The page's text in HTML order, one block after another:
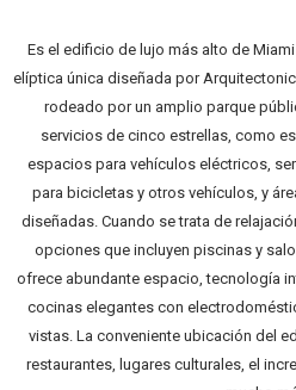
Es el edificio de lujo más alto de
elíptica única diseñada por
rodeado por un amplio parque
servicios de cinco estrellas, como
espacios para vehículos eléctricos,
para bicicletas y otros vehículos, y
diseñadas. Cuando se trata de
opciones que incluyen piscinas y
ofrece abundante espacio, tecnología
cocinas elegantes con
vistas. La conveniente ubicación del
restaurantes, lugares culturales, el